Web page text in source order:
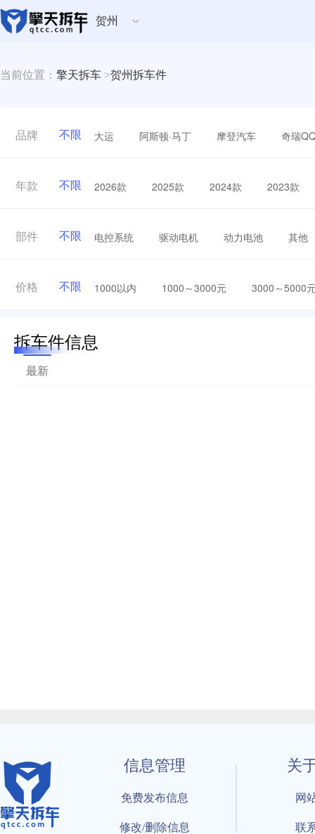
贺州
当前位置： 擎天拆车 >贺州拆车件
品牌 不限 大运 阿斯顿·马丁 摩登汽车 奇瑞
年款 不限 2026款 2025款 2024款 2023款
部件 不限 电控系统 驱动电机 动力电池 其他
价格 不限 1000以内 1000～3000元 3000～5000
拆车件信息
最新
信息管理
免费发布信息
修改/删除信息
关
网
联